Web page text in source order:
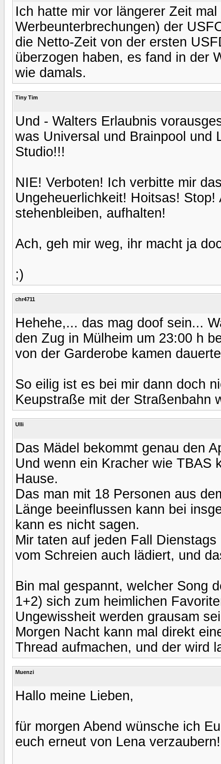
Ich hatte mir vor längerer Zeit
Werbeunterbrechungen) der
die Netto-Zeit von der ersten
überzogen haben, es fand in der
wie damals.
Tiny Tim
Und - Walters Erlaubnis
was Universal und Brainpool und
Studio!!!
NIE! Verboten! Ich verbitte mir
Ungeheuerlichkeit! Hoitsas!
stehenbleiben, aufhalten!
Ach, geh mir weg, ihr macht ja
;)
chr4711
Hehehe,... das mag doof sein...
den Zug in Mülheim um 23:00 h
von der Garderobe kamen
So eilig ist es bei mir dann doch
Keupstraße mit der Straßenbahn
Ulli
Das Mädel bekommt genau den
Und wenn ein Kracher wie TBAS
Hause.
Das man mit 18 Personen aus
Länge beeinflussen kann bei
kann es nicht sagen.
Mir taten auf jeden Fall
vom Schreien auch lädiert, und
Bin mal gespannt, welcher Song
1+2) sich zum heimlichen
Ungewissheit werden grausam
Morgen Nacht kann mal direkt
Thread aufmachen, und der wird
Muenzi
Hallo meine Lieben,
für morgen Abend wünsche ich
euch erneut von Lena